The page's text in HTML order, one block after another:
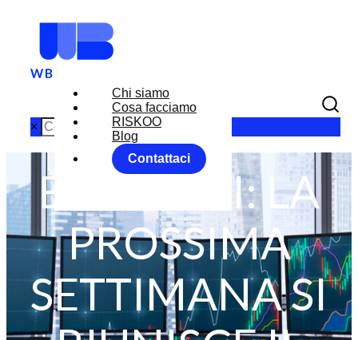
Chi siamo
Cosa facciamo
RISKOO
Blog
Contattaci
×
BCE TASSI: LA
PROSSIMA
SETTIMANA SI